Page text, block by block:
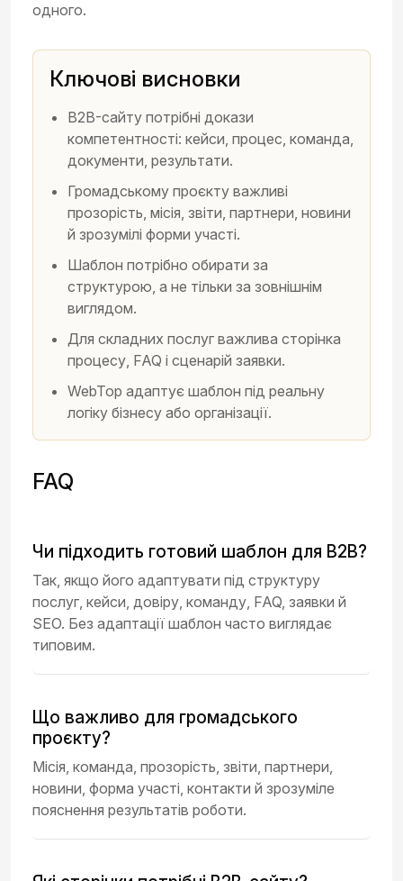
одного.
Ключові висновки
B2B-сайту потрібні докази
компетентності: кейси, процес, команда,
документи, результати.
Громадському проєкту важливі
прозорість, місія, звіти, партнери, новини
й зрозумілі форми участі.
Шаблон потрібно обирати за
структурою, а не тільки за зовнішнім
виглядом.
Для складних послуг важлива сторінка
процесу, FAQ і сценарій заявки.
WebTop адаптує шаблон під реальну
логіку бізнесу або організації.
FAQ
Чи підходить готовий шаблон для B2B?
Так, якщо його адаптувати під структуру
послуг, кейси, довіру, команду, FAQ, заявки й
SEO. Без адаптації шаблон часто виглядає
типовим.
Що важливо для громадського
проєкту?
Місія, команда, прозорість, звіти, партнери,
новини, форма участі, контакти й зрозуміле
пояснення результатів роботи.